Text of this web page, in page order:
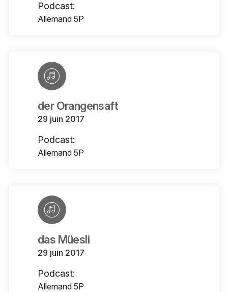
Podcast:
Allemand 5P
der Orangensaft
29 juin 2017
Podcast:
Allemand 5P
das Müesli
29 juin 2017
Podcast:
Allemand 5P